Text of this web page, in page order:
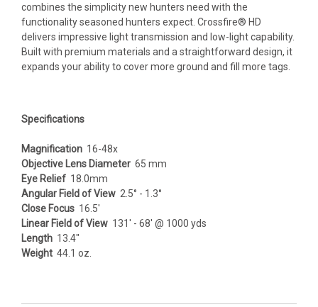
combines the simplicity new hunters need with the
functionality seasoned hunters expect. Crossfire® HD
delivers impressive light transmission and low-light capability.
Built with premium materials and a straightforward design, it
expands your ability to cover more ground and fill more tags.
Specifications
Magnification 16-48x
Objective Lens Diameter 65 mm
Eye Relief 18.0mm
Angular Field of View 2.5° - 1.3°
Close Focus 16.5'
Linear Field of View 131' - 68' @ 1000 yds
Length 13.4"
Weight 44.1 oz.